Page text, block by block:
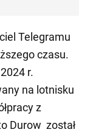
Telegramu
czasu.
r.
na lotnisku
z
Durow został